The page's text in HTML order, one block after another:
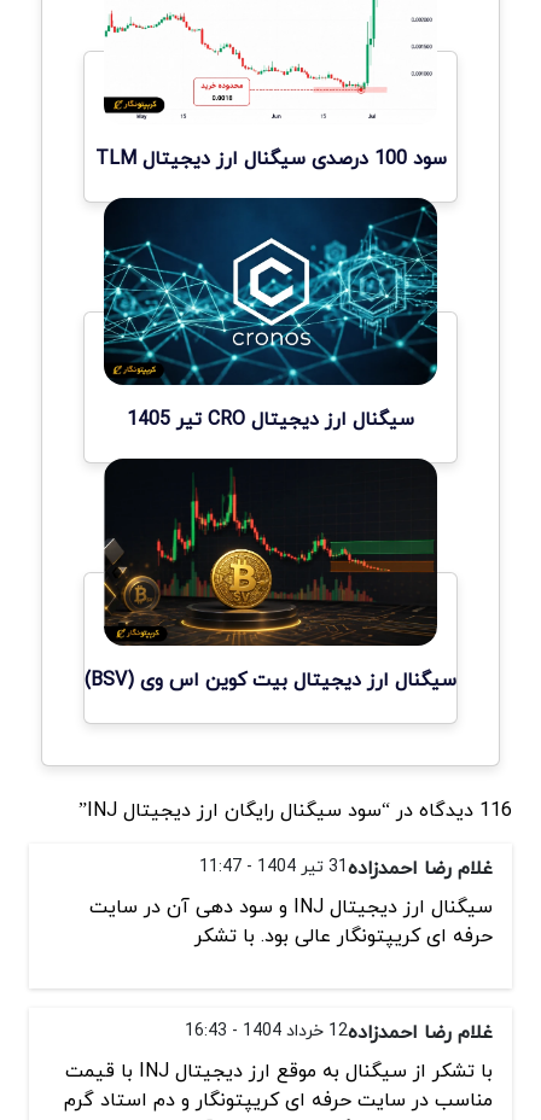
سود 100 درصدی سیگنال ارز دیجیتال TLM
سیگنال ارز دیجیتال CRO تیر 1405
سیگنال ارز دیجیتال بیت کوین اس وی (BSV)
116 دیدگاه در “سود سیگنال‌ رایگان ارز دیجیتال INJ”
غلام رضا احمدزاده31 تیر 1404 - 11:47
سیگنال ارز دیجیتال INJ و سود دهی آن در سایت
حرفه ای کریپتونگار عالی بود. با تشکر
غلام رضا احمدزاده12 خرداد 1404 - 16:43
با تشکر از سیگنال به موقع ارز دیجیتال INJ با قیمت
مناسب در سایت حرفه ای کریپتونگار و دم استاد گرم